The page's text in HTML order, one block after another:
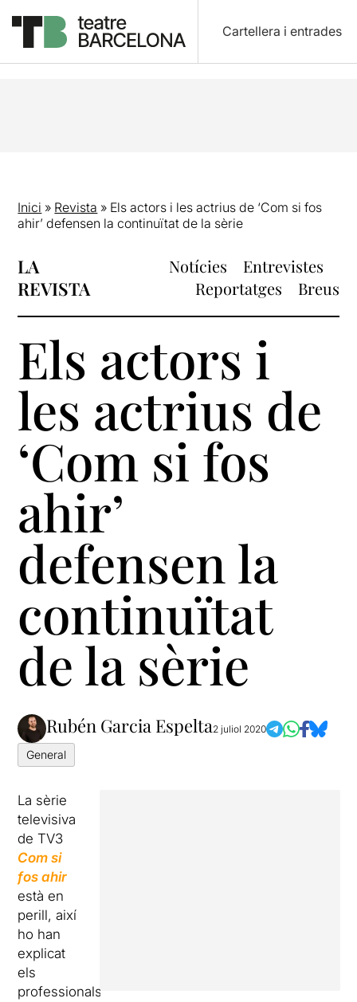
Cartellera i entrades
Inici » Revista » Els actors i les actrius de ‘Com si fos
ahir’ defensen la continuïtat de la sèrie
LA
REVISTA
Notícies
Entrevistes
Reportatges
Breus
Els actors i
les actrius de
‘Com si fos
ahir’
defensen la
continuïtat
de la sèrie
Rubén Garcia Espelta2 juliol 2020
General
La sèrie
televisiva
de TV3
Com si
fos ahir
està en
perill, així
ho han
explicat
els
professionals